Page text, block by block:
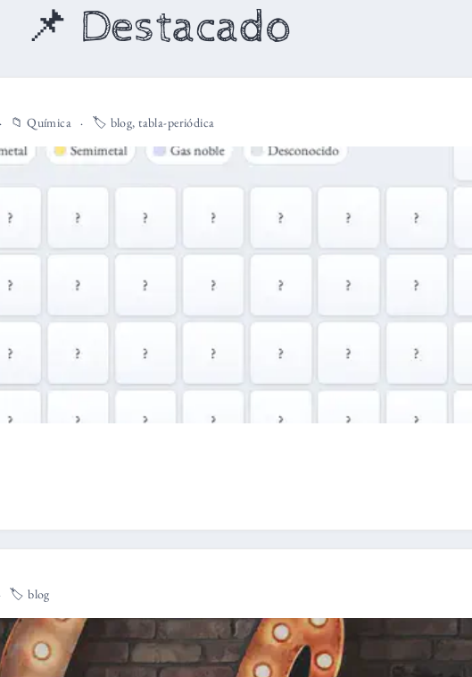
📌 Destacado
📁Química 🏷️ blog,tabla-periódica
🏷️blog